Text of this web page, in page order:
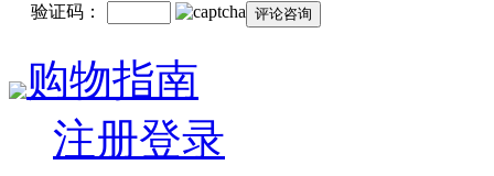
验证码：
购物指南
注册登录